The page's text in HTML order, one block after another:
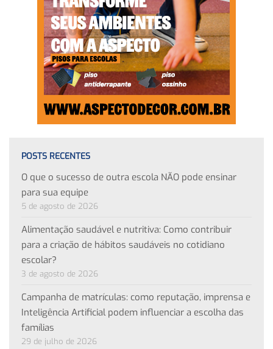
POSTS RECENTES
O que o sucesso de outra escola NÃO pode ensinar
para sua equipe
5 de agosto de 2026
Alimentação saudável e nutritiva: Como contribuir
para a criação de hábitos saudáveis no cotidiano
escolar?
3 de agosto de 2026
Campanha de matrículas: como reputação, imprensa e
Inteligência Artificial podem influenciar a escolha das
famílias
29 de julho de 2026